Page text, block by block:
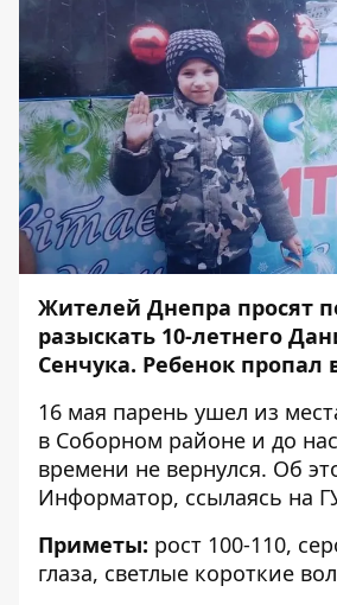
Жителей Днепра просят
разыскать 10-летнего
Сенчука. Ребенок пропал
16 мая парень ушел из
в Соборном районе и до
времени не вернулся. Об
Информатор, ссылаясь на
Приметы: рост 100-110,
глаза, светлые короткие